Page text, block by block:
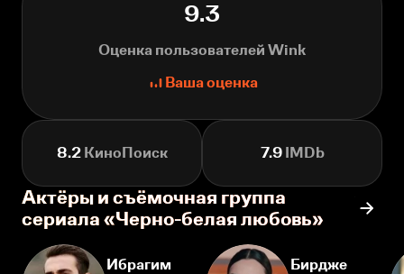
9.3
Оценка пользователей Wink
Ваша оценка
8.2КиноПоиск 7.9IMDb
Актёры и съёмочная группа
сериала «Черно-белая любовь»
Ибрагим
Бирдже